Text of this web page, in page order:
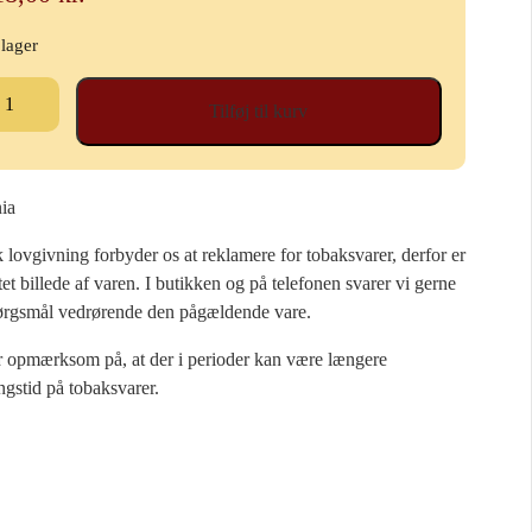
Tilføj til kurv
lovgivning forbyder os at reklamere for tobaksvarer, derfor er
billede af varen. I butikken og på telefonen svarer vi gerne
vedrørende den pågældende vare.
opmærksom på, at der i perioder kan være længere
på tobaksvarer.